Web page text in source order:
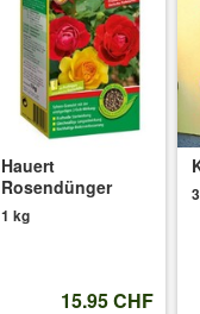
Hauert
Rosendünger
1 kg
15.95 CHF